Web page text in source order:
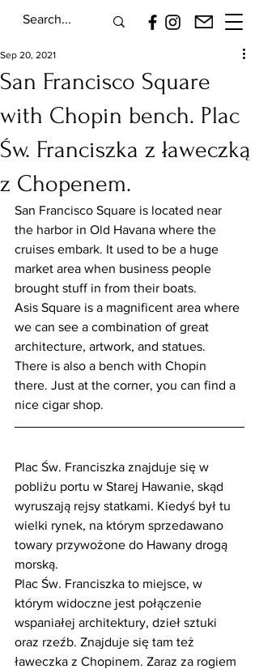
San Francisco Square
with Chopin bench. Plac
Św. Franciszka z ławeczką
z Chopenem.
Sep 20, 2021
San Francisco Square is located near
the harbor in Old Havana where the
cruises embark. It used to be a huge
market area when business people
brought stuff in from their boats.
Asis Square is a magnificent area where
we can see a combination of great
architecture, artwork, and statues.
There is also a bench with Chopin
there. Just at the corner, you can find a
nice cigar shop.
Plac Św. Franciszka znajduje się w
pobliżu portu w Starej Hawanie, skąd
wyruszają rejsy statkami. Kiedyś był tu
wielki rynek, na którym sprzedawano
towary przywożone do Hawany drogą
morską.
Plac Św. Franciszka to miejsce, w
którym widoczne jest połączenie
wspaniałej architektury, dzieł sztuki
oraz rzeźb. Znajduje się tam też
ławeczka z Chopinem. Zaraz za rogiem